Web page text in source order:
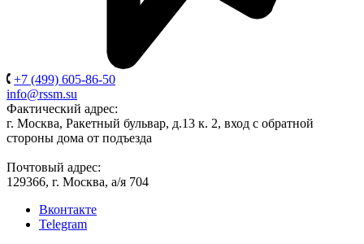
+7 (499) 605-86-50
info@rssm.su
Фактический адрес:
г. Москва, Ракетный бульвар, д.13 к. 2, вход с обратной
стороны дома от подъезда
Почтовый адрес:
129366, г. Москва, а/я 704
Вконтакте
Telegram